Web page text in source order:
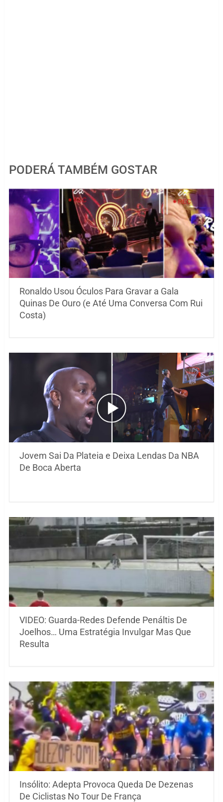
PODERÁ TAMBÉM GOSTAR
Ronaldo Usou Óculos Para Gravar a Gala
Quinas De Ouro (e Até Uma Conversa Com Rui
Costa)
Jovem Sai Da Plateia e Deixa Lendas Da NBA
De Boca Aberta
VIDEO: Guarda-Redes Defende Penáltis De
Joelhos… Uma Estratégia Invulgar Mas Que
Resulta
Insólito: Adepta Provoca Queda De Dezenas
De Ciclistas No Tour De França